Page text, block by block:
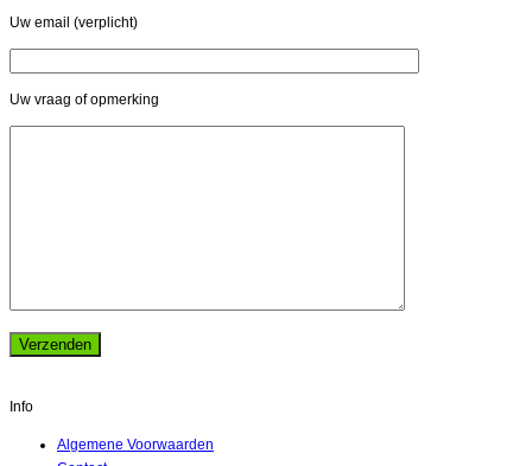
Uw email (verplicht)
Uw vraag of opmerking
Info
Algemene Voorwaarden